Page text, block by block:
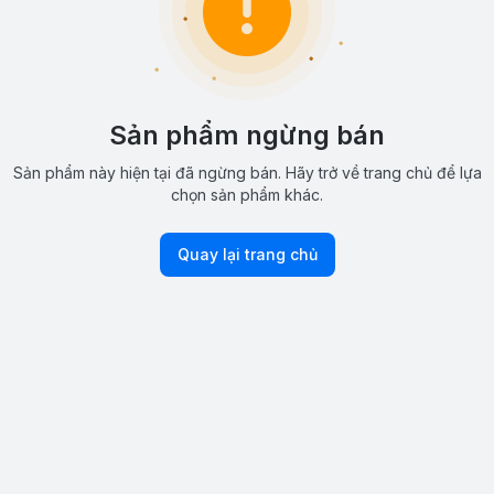
Sản phẩm ngừng bán
Sản phẩm này hiện tại đã ngừng bán. Hãy trở về trang chủ để lựa
chọn sản phẩm khác.
Quay lại trang chủ